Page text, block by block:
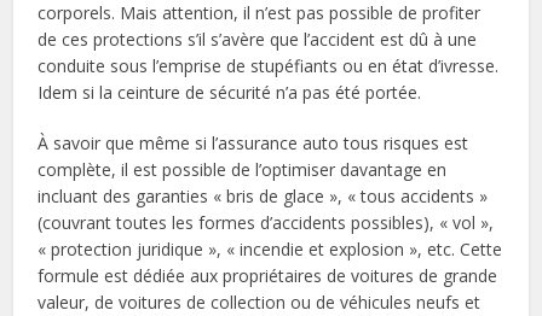
corporels. Mais attention, il n’est pas possible de profiter
de ces protections s’il s’avère que l’accident est dû à une
conduite sous l’emprise de stupéfiants ou en état d’ivresse.
Idem si la ceinture de sécurité n’a pas été portée.
À savoir que même si l’assurance auto tous risques est
complète, il est possible de l’optimiser davantage en
incluant des garanties « bris de glace », « tous accidents »
(couvrant toutes les formes d’accidents possibles), « vol »,
« protection juridique », « incendie et explosion », etc. Cette
formule est dédiée aux propriétaires de voitures de grande
valeur, de voitures de collection ou de véhicules neufs et